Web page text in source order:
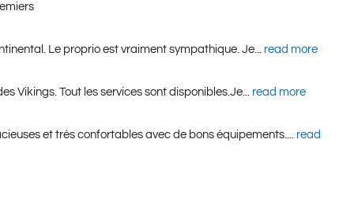
Le proprio est vraiment sympathique. Je... read more
Vikings. Tout les services sont disponibles.Je... read more
et très confortables avec de bons équipements.... read